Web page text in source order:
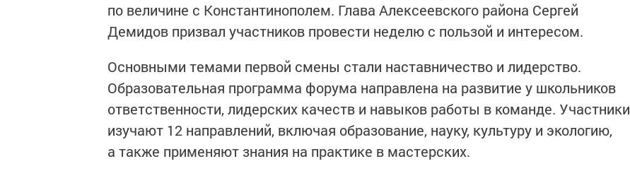
по величине с Константинополем. Глава Алексеевского района Сергей
Демидов призвал участников провести неделю с пользой и интересом.
Основными темами первой смены стали наставничество и лидерство.
Образовательная программа форума направлена на развитие у школьников
ответственности, лидерских качеств и навыков работы в команде. Участники
изучают 12 направлений, включая образование, науку, культуру и экологию,
а также применяют знания на практике в мастерских.